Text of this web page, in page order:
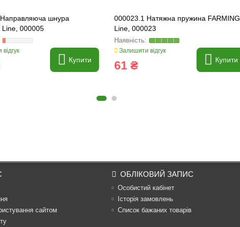
шнура
Line, 000005
Купити
000023.1 Натяжна пружина FARMING
Line, 000023
Залишити відгук
61 ₴ Купити
сайтом
ОБЛІКОВИЙ ЗАПИС
Особистий кабінет
Історія замовлень
Список бажаних товарів